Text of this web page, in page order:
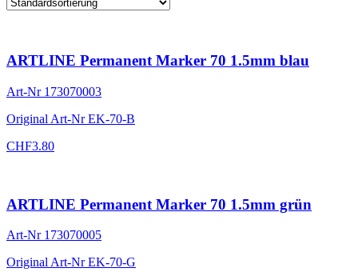
ARTLINE Permanent Marker 70 1.5mm blau
Art-Nr 173070003
Original Art-NrEK-70-B
CHF3.80
ARTLINE Permanent Marker 70 1.5mm grün
Art-Nr 173070005
Original Art-NrEK-70-G